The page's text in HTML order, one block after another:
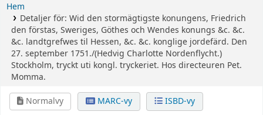
Hem
Detaljer för: Wid den stormägtigste konungens, Friedrich
den förstas, Sweriges, Göthes och Wendes konungs &c. &c.
&c. landtgrefwes til Hessen, &c. &c. konglige jordefärd. Den
27. september 1751./(Hedvig Charlotte Nordenflycht.)
Stockholm, tryckt uti kongl. tryckeriet. Hos directeuren Pet.
Momma.
Normalvy
MARC-vy ISBD-vy